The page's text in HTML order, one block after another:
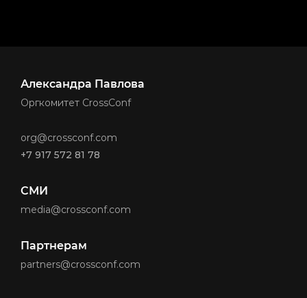
Александра Павлова
Оргкомитет CrossConf
org@crossconf.com
+7 917 572 81 78
СМИ
media@crossconf.com
Партнерам
partners@crossconf.com